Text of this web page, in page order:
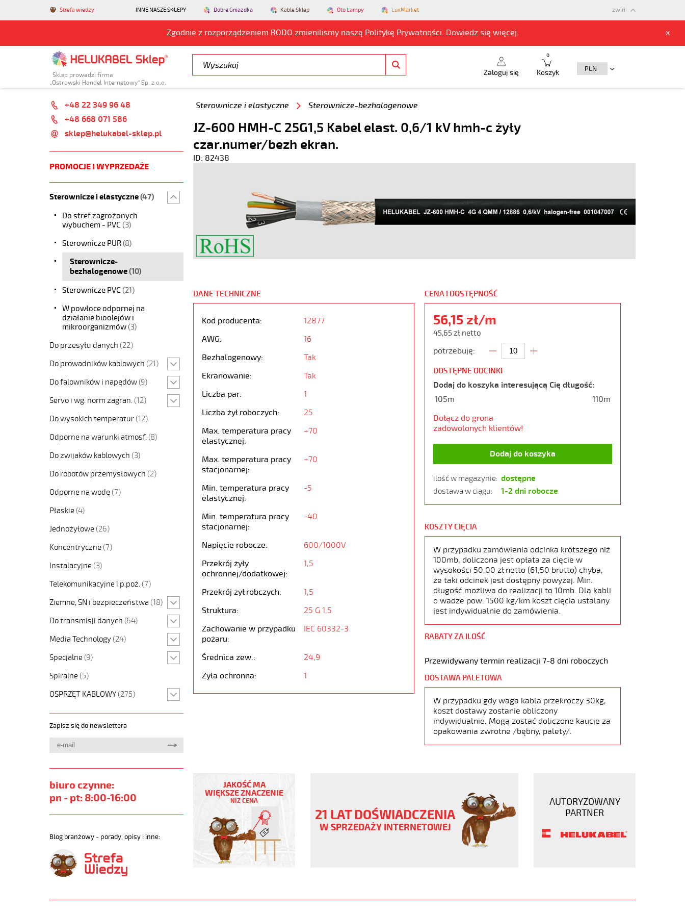
Strefa wiedzy INNE NASZE SKLEPY Dobre Gniazdka Kable Sklep Oto Lampy LuxMarket
Zgodnie z rozporządzeniem RODO zmienilismy naszą Politykę Prywatności. Dowiedz się więcej. x
zwiń
Sklep prowadzi firma
„Ostrowski Handel Internetowy” Sp. z o.o.
Zaloguj się Koszyk
0
+48 22 349 96 48
+48 668 071 586
sklep@helukabel-sklep.pl
PROMOCJE I WYPRZEDAŻE
Sterownicze i elastyczne(47)
Do stref zagrożonych
wybuchem - PVC (3)
Sterownicze PUR(8)
Sterownicze-
bezhalogenowe(10)
Sterownicze PVC (21)
W powłoce odpornej na
działanie bioolejów i
mikroorganizmów(3)
Do przesyłu danych (22)
Do prowadników kablowych (21)
Do falowników i napędów (9)
Servo i wg. norm zagran. (12)
Do wysokich temperatur (12)
Odporne na warunki atmosf. (8)
Do zwijaków kablowych (3)
Do robotów przemysłowych (2)
Odporne na wodę (7)
Płaskie (4)
Jednożyłowe (26)
Koncentryczne (7)
Instalacyjne (3)
Telekomunikacyjne i p.poż. (7)
Ziemne, SN i bezpieczeństwa (18)
Do transmisji danych (64)
Media Technology (24)
Specjalne (9)
Spiralne (5)
OSPRZĘT KABLOWY (275)
Zapisz się do newslettera
biuro czynne:
pn - pt: 8:00-16:00
Blog branżowy - porady, opisy i inne:
Sterownicze i elastyczne Sterownicze-bezhalogenowe
JZ-600 HMH-C 25G1,5 Kabel elast. 0,6/1 kV hmh-c żyły
czar.numer/bezh ekran.
ID: 82438
DANE TECHNICZNE
Kod producenta:
12877
AWG:
16
Bezhalogenowy:
Tak
Ekranowanie:
Tak
Liczba par:
1
Liczba żył roboczych:
25
Max. temperatura pracy
elastycznej:
+70
Max. temperatura pracy
stacjonarnej:
+70
Min. temperatura pracy
elastycznej:
-5
Min. temperatura pracy
stacjonarnej:
-40
Napięcie robocze:
600/1000V
Przekrój żyły
ochronnej/dodatkowej:
1,5
Przekrój żył robczych:
1,5
Struktura:
25 G 1,5
Zachowanie w przypadku
pożaru:
IEC 60332-3
Średnica zew.:
24,9
Żyła ochronna:
1
CENA I DOSTĘPNOŚĆ
56,15 zł/m
45,65 zł netto
potrzebuję:
DOSTĘPNE ODCINKI
Dodaj do koszyka interesującą Cię długość:
105m
110m
Dołącz do grona
zadowolonych klientów!
Dodaj do koszyka
ilość w magazynie: dostępne
dostawa w ciągu: 1-2 dni robocze
KOSZTY CIĘCIA
W przypadku zamówienia odcinka krótszego niż
100mb, doliczona jest opłata za cięcie w
wysokości 50,00 zł netto (61,50 brutto) chyba,
że taki odcinek jest dostępny powyżej. Min.
długość możliwa do realizacji to 10mb. Dla kabli
o wadze pow. 1500 kg/km koszt cięcia ustalany
jest indywidualnie do zamówienia.
RABATY ZA ILOŚĆ
Przewidywany termin realizacji 7-8 dni roboczych
DOSTAWA PALETOWA
W przypadku gdy waga kabla przekroczy 30kg,
koszt dostawy zostanie obliczony
indywidualnie. Mogą zostać doliczone kaucje za
opakowania zwrotne /bębny, palety/.
HMH-
Kabel
elast.
ekran.
JAKOŚĆ MA
WIĘKSZE ZNACZENIE
NIŻ CENA
21 LAT DOŚWIADCZENIA
W SPRZEDAŻY INTERNETOWEJ
AUTORYZOWANY
PARTNER